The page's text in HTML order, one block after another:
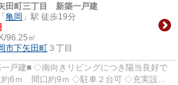
田町三丁目 新築一戸建
「亀岡 」駅 徒歩19分
96.25㎡
市下矢田町 ３丁目
戸建■ ◇南向きリビングにつき陽当良好で
約6ｍ 間口約9ｍ ◇駐車２台可 ◇充実設